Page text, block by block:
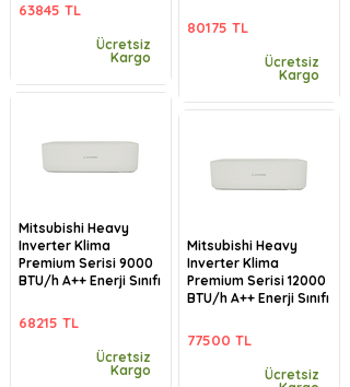
63845 TL
Ücretsiz
Kargo
Mitsubishi Heavy
Inverter Klima
Premium Serisi 9000
BTU/h A++ Enerji Sınıfı
68215 TL
Ücretsiz
Kargo
80175 TL
Ücretsiz
Kargo
Mitsubishi Heavy
Inverter Klima
Premium Serisi 12000
BTU/h A++ Enerji Sınıfı
77500 TL
Ücretsiz